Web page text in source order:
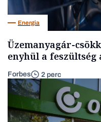
Energia
Üzemanyagár-
enyhül a feszültség
Forbes 2 perc